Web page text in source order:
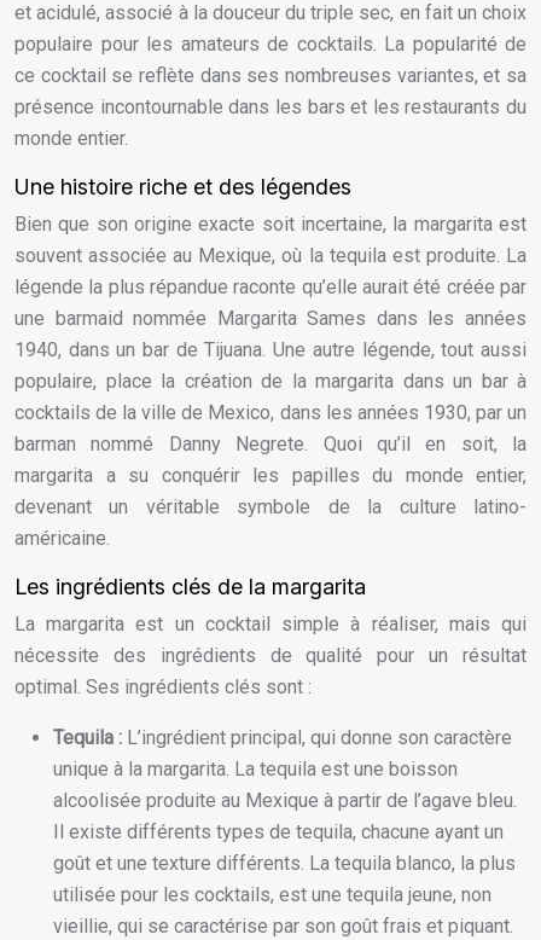
et acidulé, associé à la douceur du triple sec, en fait un choix
populaire pour les amateurs de cocktails. La popularité de
ce cocktail se reflète dans ses nombreuses variantes, et sa
présence incontournable dans les bars et les restaurants du
monde entier.
Une histoire riche et des légendes
Bien que son origine exacte soit incertaine, la margarita est
souvent associée au Mexique, où la tequila est produite. La
légende la plus répandue raconte qu’elle aurait été créée par
une barmaid nommée Margarita Sames dans les années
1940, dans un bar de Tijuana. Une autre légende, tout aussi
populaire, place la création de la margarita dans un bar à
cocktails de la ville de Mexico, dans les années 1930, par un
barman nommé Danny Negrete. Quoi qu’il en soit, la
margarita a su conquérir les papilles du monde entier,
devenant un véritable symbole de la culture latino-
américaine.
Les ingrédients clés de la margarita
La margarita est un cocktail simple à réaliser, mais qui
nécessite des ingrédients de qualité pour un résultat
optimal. Ses ingrédients clés sont :
Tequila : L’ingrédient principal, qui donne son caractère
unique à la margarita. La tequila est une boisson
alcoolisée produite au Mexique à partir de l’agave bleu.
Il existe différents types de tequila, chacune ayant un
goût et une texture différents. La tequila blanco, la plus
utilisée pour les cocktails, est une tequila jeune, non
vieillie, qui se caractérise par son goût frais et piquant.